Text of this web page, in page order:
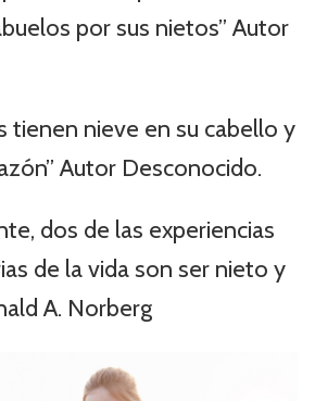
por sus nietos” Autor
tienen nieve en su cabello y
Autor Desconocido.
dos de las experiencias
de la vida son ser nieto y
A. Norberg